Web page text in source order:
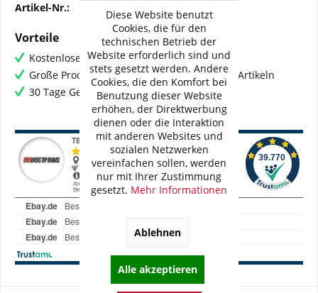
Artikel-Nr.:
Vorteile
Kostenloser Versand ab € 60,- Bestellwert
Große Produktauswahl mit mehr als 80.000 Artikeln
30 Tage Geld-Zurück-Garantie
Diese Website benutzt
Cookies, die für den
technischen Betrieb der
Website erforderlich sind und
stets gesetzt werden. Andere
Cookies, die den Komfort bei
Benutzung dieser Website
erhöhen, der Direktwerbung
dienen oder die Interaktion
mit anderen Websites und
sozialen Netzwerken
vereinfachen sollen, werden
nur mit Ihrer Zustimmung
gesetzt. Mehr Informationen
Ablehnen
Alle akzeptieren